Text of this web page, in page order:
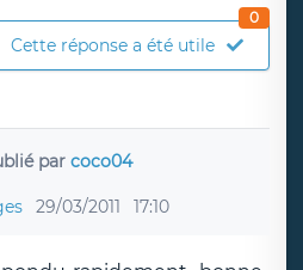
Cette réponse a été utile
0
parcoco04
29/03/2011 17:10